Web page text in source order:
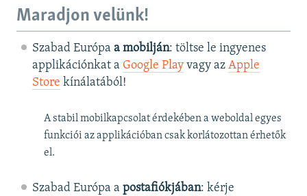
Maradjon velünk!
Szabad Európa a mobilján: töltse le ingyenes
applikációnkat a Google Playvagy az Apple
Store kínálatából!
A stabil mobilkapcsolat érdekében a weboldal egyes
funkciói az applikációban csak korlátozottan érhetők
el.
Szabad Európa a postafiókjában: kérje